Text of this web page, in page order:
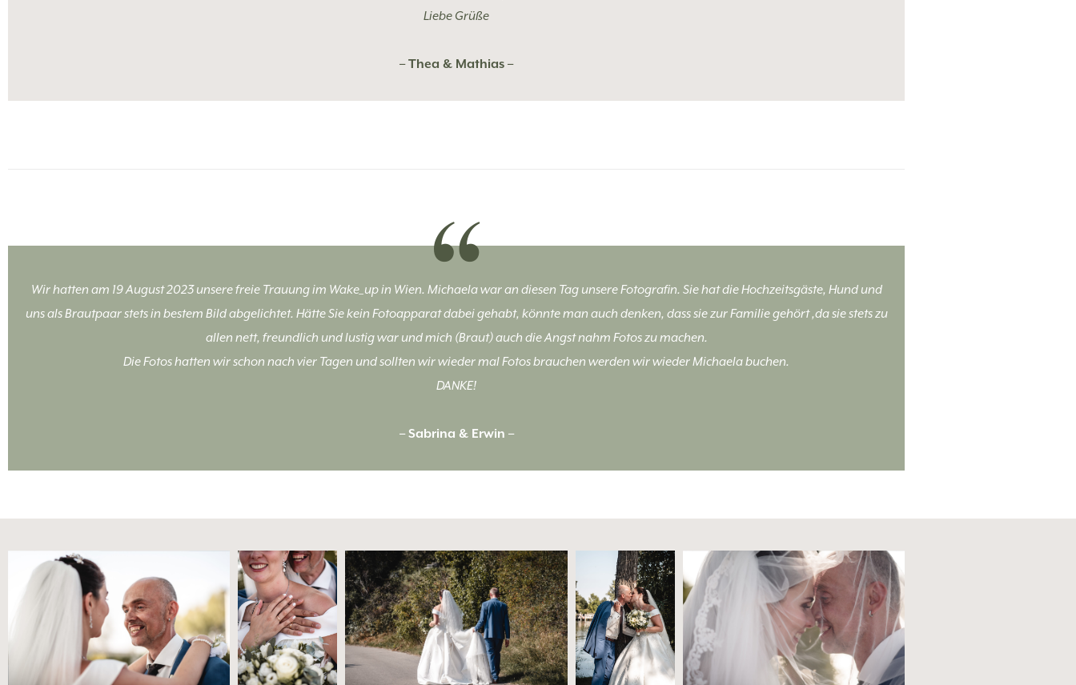
Liebe Grüße
– Thea & Mathias –
Wir hatten am 19 August 2023 unsere freie Trauung im Wake_up in Wien. Michaela war an diesen Tag unsere Fotografin. Sie hat die Hochzeitsgäste, Hund und
uns als Brautpaar stets in bestem Bild abgelichtet. Hätte Sie kein Fotoapparat dabei gehabt, könnte man auch denken, dass sie zur Familie gehört ,da sie stets zu
allen nett, freundlich und lustig war und mich (Braut) auch die Angst nahm Fotos zu machen.
Die Fotos hatten wir schon nach vier Tagen und sollten wir wieder mal Fotos brauchen werden wir wieder Michaela buchen.
DANKE!
– Sabrina & Erwin –